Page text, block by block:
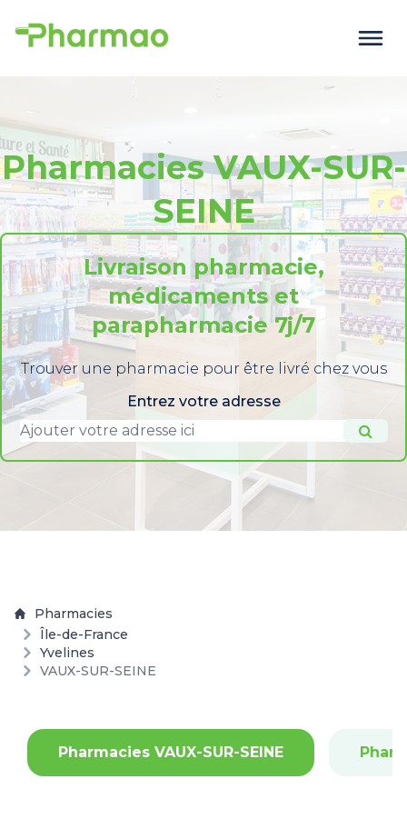
Pharmacies VAUX-SUR-
SEINE
Livraison pharmacie,
médicaments et
parapharmacie 7j/7
Trouver une pharmacie pour être livré chez vous
Entrez votre adresse
Pharmacies
Île-de-France
Yvelines
VAUX-SUR-SEINE
Pharmacies VAUX-SUR-SEINE